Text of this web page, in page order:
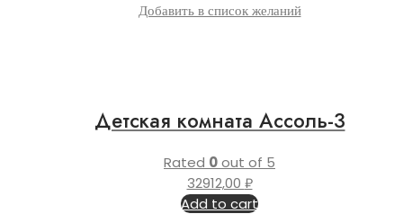
Добавить в список желаний
Детская комната Ассоль-3
Rated 0out of 5
32912,00 ₽
Add to cart